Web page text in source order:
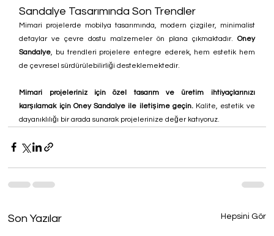
Sandalye Tasarımında Son Trendler
Mimari projelerde mobilya tasarımında, modern çizgiler, minimalist
detaylar ve çevre dostu malzemeler ön plana çıkmaktadır. Oney
Sandalye, bu trendleri projelere entegre ederek, hem estetik hem
de çevresel sürdürülebilirliği desteklemektedir.
Mimari projeleriniz için özel tasarım ve üretim ihtiyaçlarınızı
karşılamak için Oney Sandalye ile iletişime geçin. Kalite, estetik ve
dayanıklılığı bir arada sunarak projelerinize değer katıyoruz.
Son Yazılar Hepsini Gör